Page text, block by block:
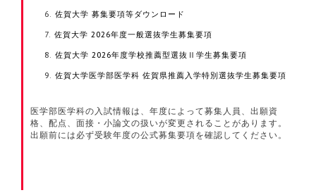
佐賀大学 募集要項等ダウンロード
佐賀大学 2026年度一般選抜学生募集要項
佐賀大学 2026年度学校推薦型選抜Ⅱ学生募集要項
佐賀大学医学部医学科 佐賀県推薦入学特別選抜学生募集要項
医学部医学科の入試情報は、年度によって募集人員、出願資
格、配点、面接・小論文の扱いが変更されることがあります。
出願前には必ず受験年度の公式募集要項を確認してください。